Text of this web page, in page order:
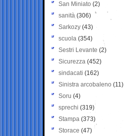
San Miniato (2)
sanità (306)
Sarkozy (43)
scuola (354)
Sestri Levante (2)
Sicurezza (452)
sindacati (162)
Sinistra arcobaleno (11)
Soru (4)
sprechi (319)
Stampa (373)
Storace (47)